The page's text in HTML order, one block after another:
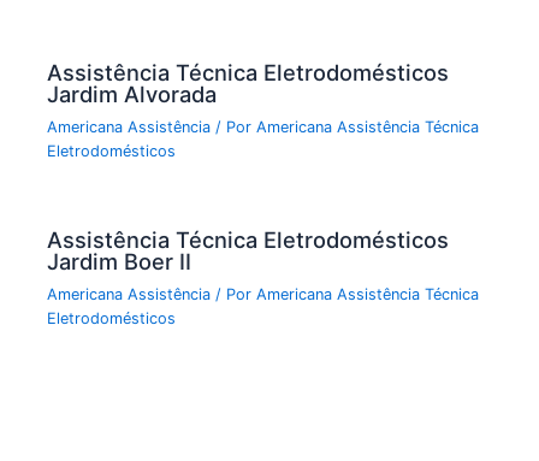
Assistência Técnica Eletrodomésticos
Jardim Alvorada
Americana Assistência / PorAmericana Assistência Técnica
Eletrodomésticos
Assistência Técnica Eletrodomésticos
Jardim Boer II
Americana Assistência / PorAmericana Assistência Técnica
Eletrodomésticos